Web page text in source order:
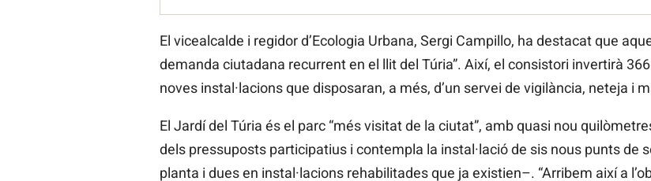
El vicealcalde i regidor d’Ecologia Urbana, Sergi Campillo, ha destacat que
demanda ciutadana recurrent en el llit del Túria”. Així, el consistori invertirà
noves instal·lacions que disposaran, a més, d’un servei de vigilància, neteja i
El Jardí del Túria és el parc “més visitat de la ciutat”, amb quasi nou
dels pressuposts participatius i contempla la instal·lació de sis nous punts de
planta i dues en instal·lacions rehabilitades que ja existien–. “Arribem així a